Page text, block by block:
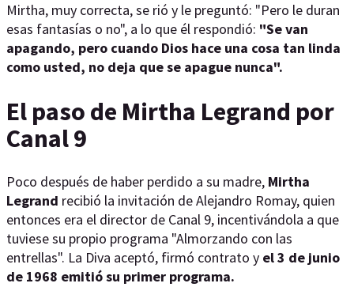
Mirtha, muy correcta, se rió y le preguntó: "Pero le duran
esas fantasías o no", a lo que él respondió: "Se van
apagando, pero cuando Dios hace una cosa tan linda
como usted, no deja que se apague nunca".
El paso de Mirtha Legrand por
Canal 9
Poco después de haber perdido a su madre, Mirtha
Legrand recibió la invitación de Alejandro Romay, quien
entonces era el director de Canal 9, incentivándola a que
tuviese su propio programa "Almorzando con las
entrellas". La Diva aceptó, firmó contrato y el 3 de junio
de 1968 emitió su primer programa.